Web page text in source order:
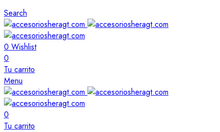
Search
0 Wishlist
0
Tu carrito
Menu
0
Tu carrito